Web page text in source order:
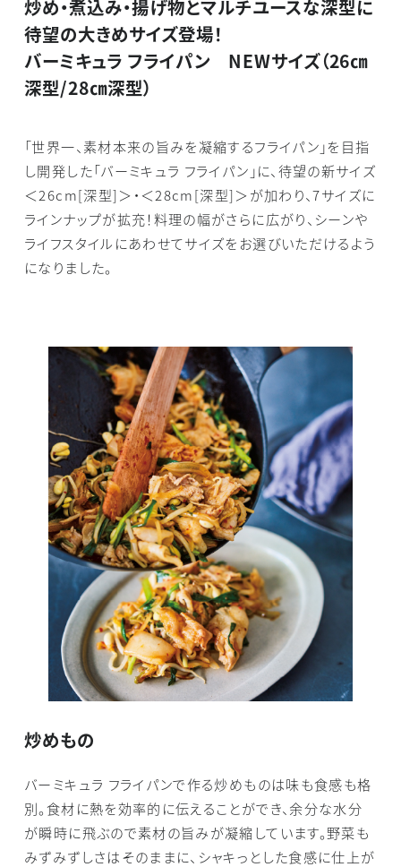
炒め・煮込み・揚げ物とマルチユースな深型に
待望の大きめサイズ登場！
バーミキュラ フライパン NEWサイズ（26㎝
深型/28㎝深型）
「世界一、素材本来の旨みを凝縮するフライパン」を目指
し開発した「バーミキュラ フライパン」に、待望の新サイズ
＜26cm[深型]＞・＜28cm[深型]＞が加わり、7サイズに
ラインナップが拡充！料理の幅がさらに広がり、シーンや
ライフスタイルにあわせてサイズをお選びいただけるよう
になりました。
炒めもの
バーミキュラ フライパンで作る炒めものは味も食感も格
別。食材に熱を効率的に伝えることができ、余分な水分
が瞬時に飛ぶので素材の旨みが凝縮しています。野菜も
みずみずしさはそのままに、シャキっとした食感に仕上が